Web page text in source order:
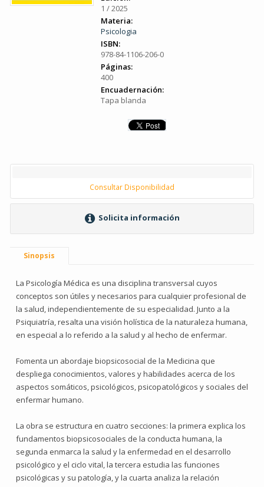
1 / 2025
Materia:
Psicologia
ISBN:
978-84-1106-206-0
Páginas:
400
Encuadernación:
Tapa blanda
Consultar Disponibilidad
Solicita información
Sinopsis
La Psicología Médica es una disciplina transversal cuyos
conceptos son útiles y necesarios para cualquier profesional de
la salud, independientemente de su especialidad. Junto a la
Psiquiatría, resalta una visión holística de la naturaleza humana,
en especial a lo referido a la salud y al hecho de enfermar.
Fomenta un abordaje biopsicosocial de la Medicina que
despliega conocimientos, valores y habilidades acerca de los
aspectos somáticos, psicológicos, psicopatológicos y sociales del
enfermar humano.
La obra se estructura en cuatro secciones: la primera explica los
fundamentos biopsicosociales de la conducta humana, la
segunda enmarca la salud y la enfermedad en el desarrollo
psicológico y el ciclo vital, la tercera estudia las funciones
psicológicas y su patología, y la cuarta analiza la relación